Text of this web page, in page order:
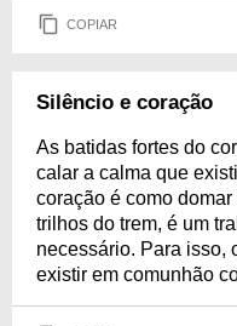
COPIAR
Silêncio e coração
As batidas fortes do
calar a calma que
coração é como
trilhos do trem, é um
necessário. Para isso,
existir em comunhão